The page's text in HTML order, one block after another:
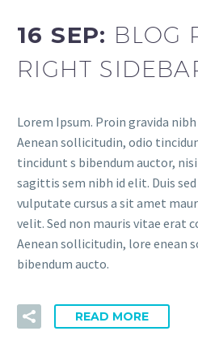
16 SEP: BLOG
RIGHT
Lorem Ipsum. Proin gravida
Aenean sollicitudin, odio
tincidunt s bibendum auctor,
sagittis sem nibh id elit. Duis
vulputate cursus a sit amet
velit. Sed non mauris vitae erat
Aenean sollicitudin, lore enean
bibendum aucto.
READ MORE